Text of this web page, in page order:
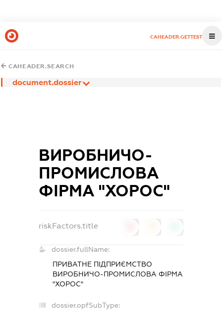
CAHEADER.GETTEST
CAHEADER.SEARCH
document.dossier
ВИРОБНИЧО-
ПРОМИСЛОВА
ФІРМА "ХОРОС"
riskFactors.title
dossier.fullName:
ПРИВАТНЕ ПІДПРИЄМСТВО
ВИРОБНИЧО-ПРОМИСЛОВА ФІРМА
"ХОРОС"
dossier.opfSubType: